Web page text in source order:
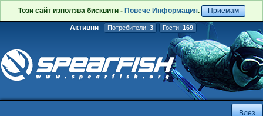
Този сайт използва бисквити - Повече Информация. Приемам
Активни Потребители: 3 Гости: 169